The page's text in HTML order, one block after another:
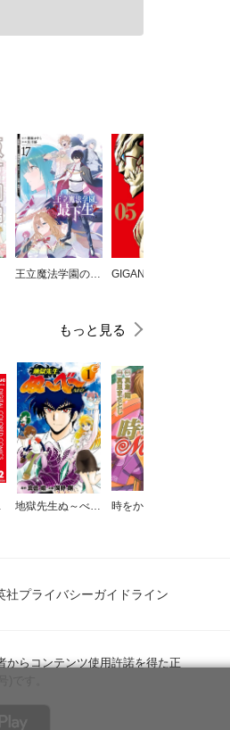
王立魔法学園の最下生～貧困街上がりの最強魔法師、貴族だらけの学園で無双する～
もっと見る
版 地獄先生ぬ～べ～NEO
社プライバシーガイドライン
からコンテンツ使用許諾を得た正